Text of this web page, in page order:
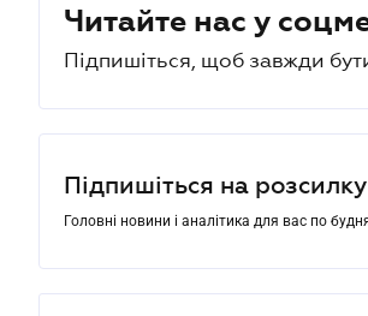
Читайте нас у
Підпишіться, щоб завжди
Підпишіться на розсилку
Головні новини і аналітика для вас по